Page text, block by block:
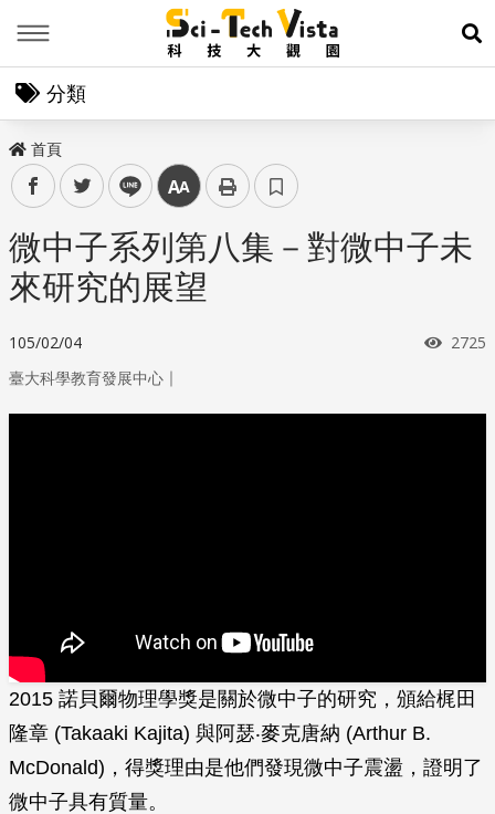
展
分類
首頁
facebooktwitter line 中
微中子系列第八集－對微中子未
來研究的展望
105/02/04 瀏覽
2725
臺大科學教育發展中心 ｜
2015 諾貝爾物理學獎是關於微中子的研究，頒給梶田
隆章 (Takaaki Kajita) 與阿瑟‧麥克唐納 (Arthur B.
McDonald)，得獎理由是他們發現微中子震盪，證明了
微中子具有質量。